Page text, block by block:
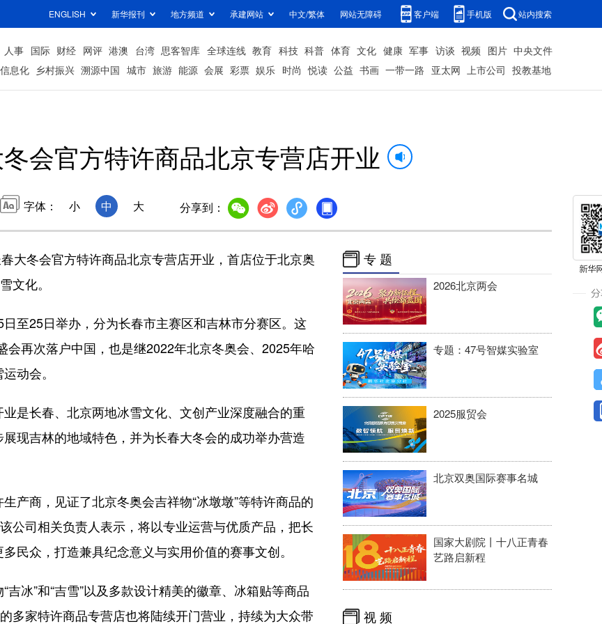
ENGLISH 新华报刊 地方频道 承建网站 中文/繁体 网站无障碍 客户端 手机版 站内搜索
人事 国际 财经 网评 港澳 台湾 思客智库 全球连线 教育 科技 科普 体育 文化 健康 军事 访谈 视频 图片 中央文件
信息化 乡村振兴 溯源中国 城市 旅游 能源 会展 彩票 娱乐 时尚 悦读 公益 书画 一带一路 亚太网 上市公司 投教基地
会官方特许商品北京专营店开业
字体： 小 中 大 分享到：
冬会官方特许商品北京专营店开业，首店位于北京奥
文化。
25日举办，分为长春市主赛区和吉林市分赛区。这
再次落户中国，也是继2022年北京冬奥会、2025年哈
动会。
长春、北京两地冰雪文化、文创产业深度融合的重
现吉林的地域特色，并为长春大冬会的成功举办营造
商，见证了北京冬奥会吉祥物“冰墩墩”等特许商品的
公司相关负责人表示，将以专业运营与优质产品，把长
民众，打造兼具纪念意义与实用价值的赛事文创。
”和“吉雪”以及多款设计精美的徽章、冰箱贴等商品
多家特许商品专营店也将陆续开门营业，持续为大众带
专 题
2026北京两会
专题：47号智媒实验室
2025服贸会
北京双奥国际赛事名城
国家大剧院丨十八正青春
艺路启新程
视 频